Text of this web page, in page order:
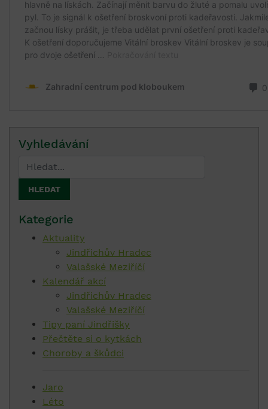
Vyhledávání
Kategorie
Aktuality
Jindřichův Hradec
Valašské Meziříčí
Kalendář akcí
Jindřichův Hradec
Valašské Meziříčí
Tipy paní Jindřišky
Přečtěte si o kytkách
Choroby a škůdci
Jaro
Léto